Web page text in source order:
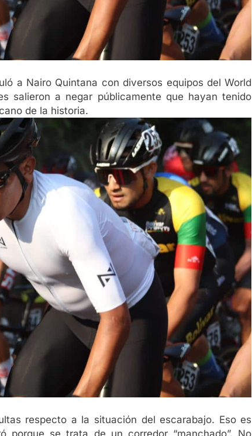
a Nairo Quintana con diversos equipos del World
salieron a negar públicamente que hayan tenido
de la historia.
respecto a la situación del escarabajo. Eso es
porque se trata de un corredor “manchado”. No